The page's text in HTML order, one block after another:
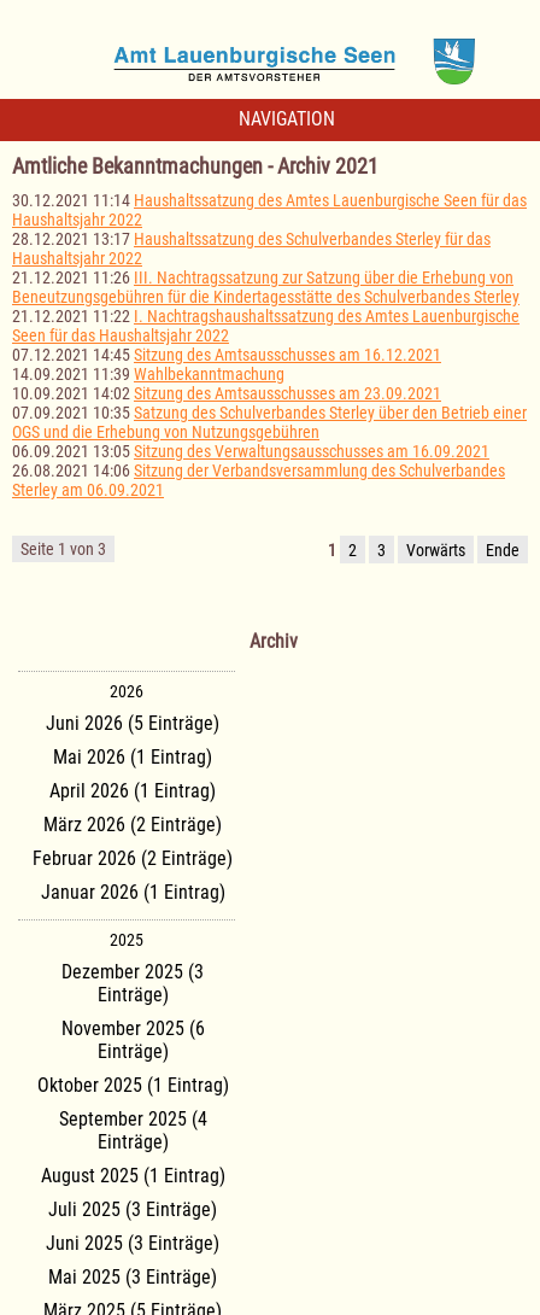
NAVIGATION
Amtliche Bekanntmachungen - Archiv 2021
30.12.2021 11:14 Haushaltssatzung des Amtes Lauenburgische Seen für das
Haushaltsjahr 2022
28.12.2021 13:17 Haushaltssatzung des Schulverbandes Sterley für das
Haushaltsjahr 2022
21.12.2021 11:26 III. Nachtragssatzung zur Satzung über die Erhebung von
Beneutzungsgebühren für die Kindertagesstätte des Schulverbandes Sterley
21.12.2021 11:22 I. Nachtragshaushaltssatzung des Amtes Lauenburgische
Seen für das Haushaltsjahr 2022
07.12.2021 14:45Sitzung des Amtsausschusses am 16.12.2021
14.09.2021 11:39 Wahlbekanntmachung
10.09.2021 14:02 Sitzung des Amtsausschusses am 23.09.2021
07.09.2021 10:35Satzung des Schulverbandes Sterley über den Betrieb einer
OGS und die Erhebung von Nutzungsgebühren
06.09.2021 13:05Sitzung des Verwaltungsausschusses am 16.09.2021
26.08.2021 14:06Sitzung der Verbandsversammlung des Schulverbandes
Sterley am 06.09.2021
Seite 1 von 3 1 2 3 Vorwärts Ende
Archiv
2026
Juni 2026 (5 Einträge)
Mai 2026 (1 Eintrag)
April 2026 (1 Eintrag)
März 2026 (2 Einträge)
Februar 2026 (2 Einträge)
Januar 2026 (1 Eintrag)
2025
Dezember 2025 (3
Einträge)
November 2025 (6
Einträge)
Oktober 2025 (1 Eintrag)
September 2025 (4
Einträge)
August 2025 (1 Eintrag)
Juli 2025 (3 Einträge)
Juni 2025 (3 Einträge)
Mai 2025 (3 Einträge)